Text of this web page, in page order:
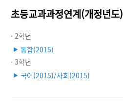
초등교과과정연계(개정년도)
· 2학년
▶ 통합(2015)
· 3학년
▶ 국어(2015)/사회(2015)